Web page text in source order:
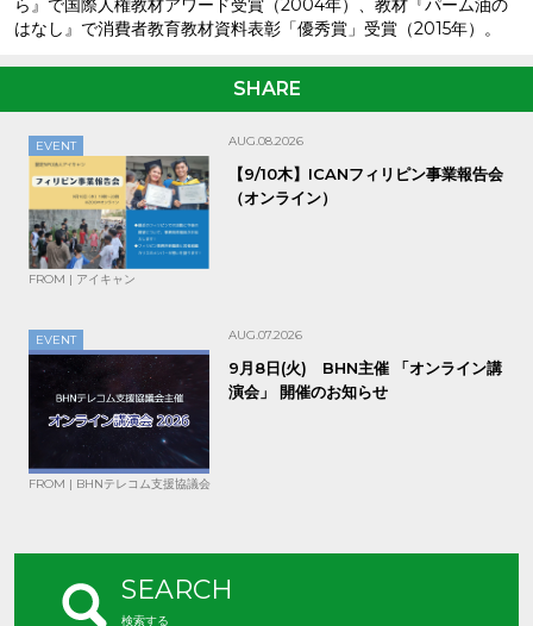
ら』で国際人権教材アワード受賞（2004年）、教材『パーム油の
はなし』で消費者教育教材資料表彰「優秀賞」受賞（2015年）。
SHARE
EVENT AUG.08.2026
【9/10木】ICANフィリピン事業報告会
（オンライン）
FROM | アイキャン
EVENT AUG.07.2026
9月8日(火) BHN主催 「オンライン講
演会」 開催のお知らせ
FROM | BHNテレコム支援協議会
SEARCH
検索する